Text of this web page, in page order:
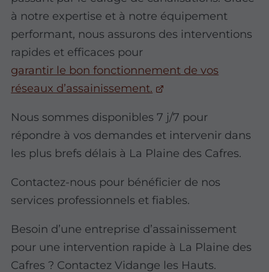
à notre expertise et à notre équipement
performant, nous assurons des interventions
rapides et efficaces pour
garantir le bon fonctionnement de vos
réseaux d’assainissement.
Nous sommes disponibles 7 j/7 pour
répondre à vos demandes et intervenir dans
les plus brefs délais à La Plaine des Cafres.
Contactez-nous pour bénéficier de nos
services professionnels et fiables.
Besoin d’une entreprise d’assainissement
pour une intervention rapide à La Plaine des
Cafres ? Contactez Vidange les Hauts.